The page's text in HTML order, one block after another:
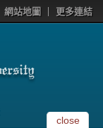
網站地圖 更多連結
close